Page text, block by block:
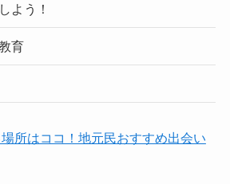
よう！
育
所はココ！地元民おすすめ出会い